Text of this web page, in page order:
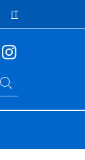
IT